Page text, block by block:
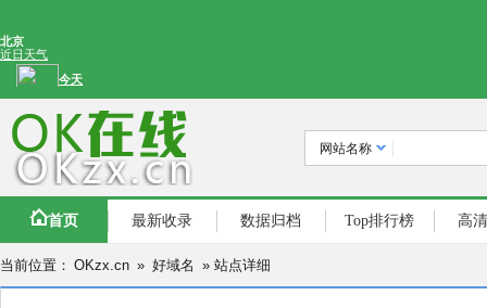
网站名称
首页 最新收录 数据归档 Top排行榜 高
当前位置： OKzx.cn » 好域名 » 站点详细